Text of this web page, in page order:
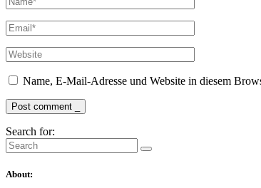
Name, E-Mail-Adresse und Website in diesem
Post comment _
Search for:
About: